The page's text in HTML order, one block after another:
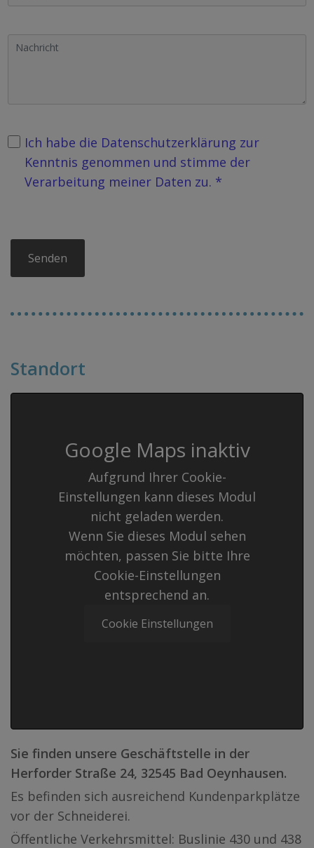
Ich habe die Datenschutzerklärung zur
Kenntnis genommen und stimme der
Verarbeitung meiner Daten zu. *
Standort
Google Maps inaktiv
Aufgrund Ihrer Cookie-
Einstellungen kann dieses Modul
nicht geladen werden.
Wenn Sie dieses Modul sehen
möchten, passen Sie bitte Ihre
Cookie-Einstellungen
entsprechend an.
Cookie Einstellungen
Sie finden unsere Geschäftstelle in der
Herforder Straße 24, 32545 Bad Oeynhausen.
Es befinden sich ausreichend Kundenparkplätze
vor der Schneiderei.
Öffentliche Verkehrsmittel: Buslinie 430 und 438